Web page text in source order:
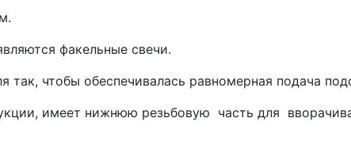
факельные све­чи.
так, чтобы обеспечива­лась равномерная подача
имеет нижнюю резьбовую часть для